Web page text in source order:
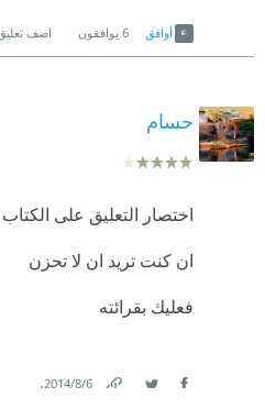
أوافق 6 يوافقون اضف تعليق
حسام
اختصار التعليق على الكتاب
ان كنت تريد ان لا تحزن
فعليك بقرائته
6‏/8‏/2014
.